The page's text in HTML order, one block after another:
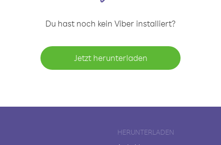
Du hast noch kein Viber installiert?
Jetzt herunterladen
HERUNTERLADEN